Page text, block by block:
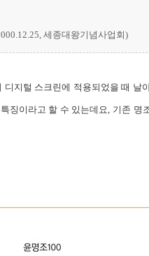
세종대왕기념사업회)
디지털 스크린에 적용되었을 때 날
징이라고 할 수 있는데요, 기존 명